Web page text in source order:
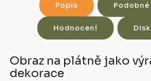
Popis Podobné
Hodnocení
Obraz na plátně jako
dekorace